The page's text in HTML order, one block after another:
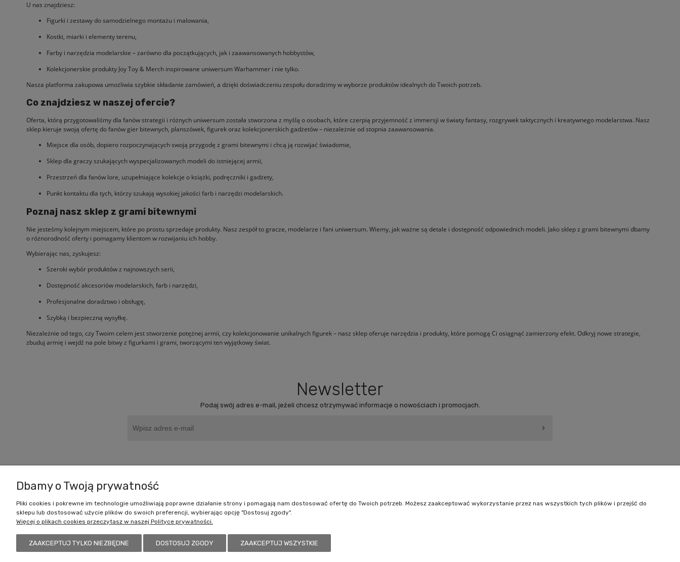
U nas znajdziesz:
Figurki i zestawy do samodzielnego montażu i malowania,
Kostki, miarki i elementy terenu,
Farby i narzędzia modelarskie – zarówno dla początkujących, jak i zaawansowanych hobbystów,
Kolekcjonerskie produkty Joy Toy & Merch inspirowane uniwersum Warhammer i nie tylko.
Nasza platforma zakupowa umożliwia szybkie składanie zamówień, a dzięki doświadczeniu zespołu doradzimy w wyborze produktów idealnych do Twoich potrzeb.
Co znajdziesz w naszej ofercie?
Oferta, którą przygotowaliśmy dla fanów strategii i różnych uniwersum została stworzona z myślą o osobach, które czerpią przyjemność z immersji w światy fantasy, rozgrywek taktycznych i kreatywnego modelarstwa. Nasz
sklep kieruje swoją ofertę do fanów gier bitewnych, planszówek, figurek oraz kolekcjonerskich gadżetów – niezależnie od stopnia zaawansowania.
Miejsce dla osób, dopiero rozpoczynających swoją przygodę z grami bitewnymi i chcą ją rozwijać świadomie,
Sklep dla graczy szukających wyspecjalizowanych modeli do istniejącej armii,
Przestrzeń dla fanów lore, uzupełniające kolekcje o książki, podręczniki i gadżety,
Punkt kontaktu dla tych, którzy szukają wysokiej jakości farb i narzędzi modelarskich.
Poznaj nasz sklep z grami bitewnymi
Nie jesteśmy kolejnym miejscem, które po prostu sprzedaje produkty. Nasz zespół to gracze, modelarze i fani uniwersum. Wiemy, jak ważne są detale i dostępność odpowiednich modeli. Jako sklep z grami bitewnymi dbamy
o różnorodność oferty i pomagamy klientom w rozwijaniu ich hobby.
Wybierając nas, zyskujesz:
Szeroki wybór produktów z najnowszych serii,
Dostępność akcesoriów modelarskich, farb i narzędzi,
Profesjonalne doradztwo i obsługę,
Szybką i bezpieczną wysyłkę.
Niezależnie od tego, czy Twoim celem jest stworzenie potężnej armii, czy kolekcjonowanie unikalnych figurek – nasz sklep oferuje narzędzia i produkty, które pomogą Ci osiągnąć zamierzony efekt. Odkryj nowe strategie,
zbuduj armię i wejdź na pole bitwy z figurkami i grami, tworzącymi ten wyjątkowy świat.
Newsletter
Podaj swój adres e-mail, jeżeli chcesz otrzymywać informacje o nowościach i promocjach.
Czas realizacji zamówienia
Formy płatności
Koszt dostawy
Jak kupować?
Polityka prywatności
Logowanie
O nas
Dbamy o Twoją prywatność
Pliki cookies i pokrewne im technologie umożliwiają poprawne działanie strony i pomagają nam dostosować ofertę do Twoich potrzeb. Możesz zaakceptować wykorzystanie przez nas wszystkich tych plików i przejść do
sklepu lub dostosować użycie plików do swoich preferencji, wybierając opcję "Dostosuj zgody".
Więcej o plikach cookies przeczytasz w naszej Polityce prywatności.
ZAAKCEPTUJ TYLKO NIEZBĘDNE DOSTOSUJ ZGODY ZAAKCEPTUJ WSZYSTKIE